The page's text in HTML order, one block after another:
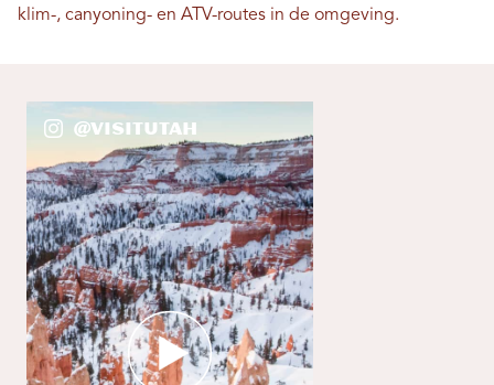
klim-, canyoning- en ATV-routes in de omgeving.
@VisitUtah